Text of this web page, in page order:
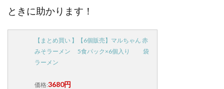
ときに助かります！
【まとめ買い 】【6個販売】マルちゃん 赤
みそラーメン 5食パック×6個入り 袋
ラーメン
価格:3680円